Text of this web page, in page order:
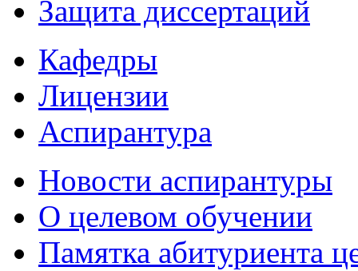
Защита диссертаций
Кафедры
Лицензии
Аспирантура
Новости аспирантуры
О целевом обучении
Памятка абитуриента